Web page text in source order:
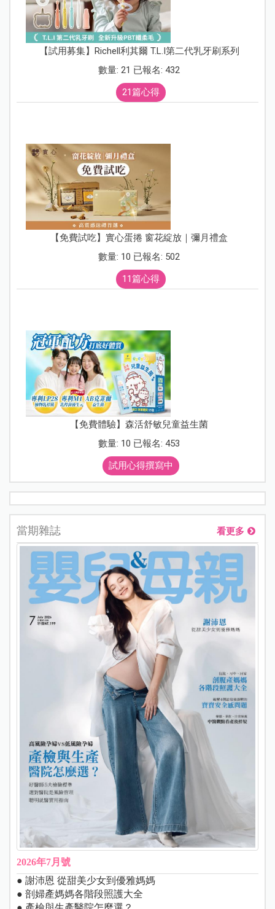
【試用募集】Richell利其爾 T.L.I第二代乳牙刷系列
數量: 21 已報名: 432
21篇心得
【免費試吃】實心蛋捲 窗花綻放｜彌月禮盒
數量: 10 已報名: 502
11篇心得
【免費體驗】森活舒敏兒童益生菌
數量: 10 已報名: 453
試用心得撰寫中
當期雜誌 看更多
2026年7月號
● 謝沛恩 從甜美少女到優雅媽媽
● 剖婦產媽媽各階段照護大全